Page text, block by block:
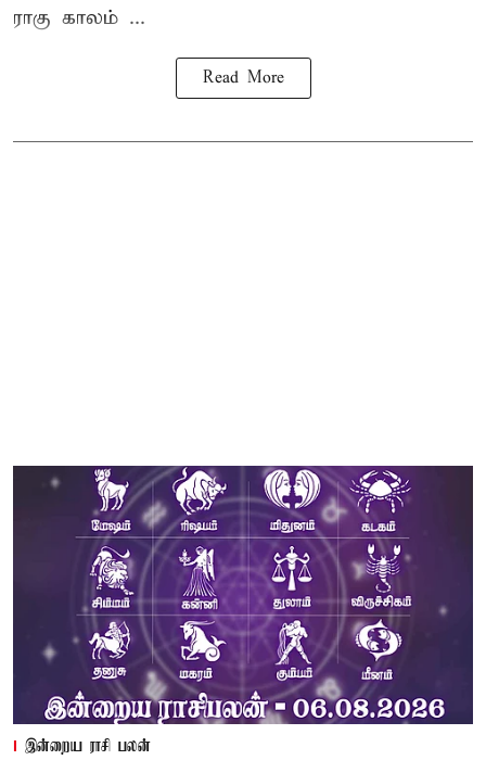
ராகு காலம் ...
Read More
இன்றைய ராசி பலன்